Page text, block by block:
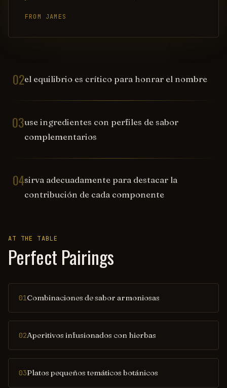
FROM JAMES
02el equilibrio es crítico para honrar el nombre
03use ingredientes con perfiles de sabor
complementarios
04sirva adecuadamente para destacar la
contribución de cada componente
AT THE TABLE
Perfect Pairings
01Combinaciones de sabor armoniosas
02Aperitivos infusionados con hierbas
03Platos pequeños temáticos botánicos